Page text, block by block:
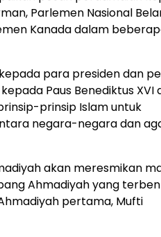
Parlemen Nasional
Kanada dalam
para presiden dan
Paus Benediktus XVI
prinsip Islam untuk
negara-negara dan
akan meresmikan
Ahmadiyah yang
pertama, Mufti